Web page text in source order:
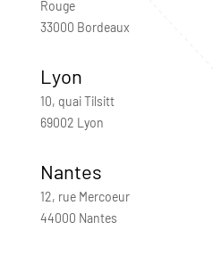
Rouge
33000 Bordeaux
Lyon
10, quai Tilsitt
69002 Lyon
Nantes
12, rue Mercoeur
44000 Nantes